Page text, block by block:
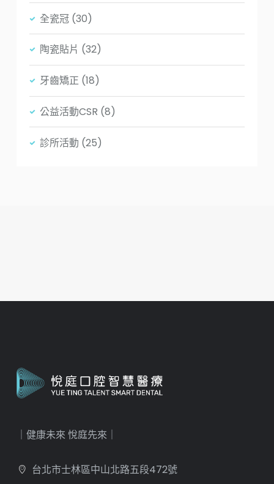
全瓷冠 (30)
陶瓷貼片 (32)
牙齒矯正 (18)
公益活動CSR (8)
診所活動 (25)
｜健康未來 悅庭先來｜
台北市士林區中山北路五段472號